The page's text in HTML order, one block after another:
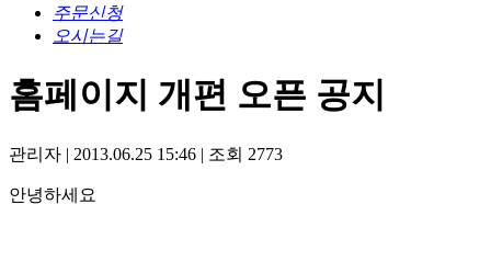
주문신청
오시는길
홈페이지 개편 오픈 공지
관리자 | 2013.06.25 15:46 | 조회 2773
안녕하세요